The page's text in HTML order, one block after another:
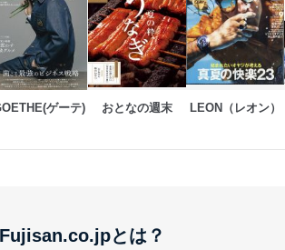
利用目的を実施するために守秘義務を結ん
業務の一部として個人情報の取扱いを委
る場合、その業務に必要な範囲で委託・提
個人情報を開示することがあります。
先企業は具体的には以下のような企業です
に限りません。
カスタマーサポート支援会社 、クレジッ
ービス会社
個人情報の「開示」「訂正」等の請求につ
ゲーテ) おとなの週末 LEON（レオン）
Fujisan.co.jpとは？